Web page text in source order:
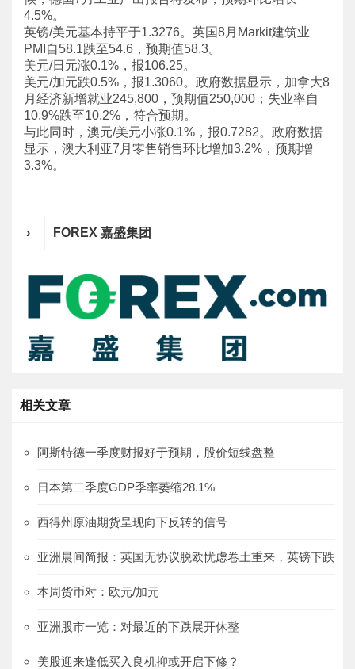
4.5%。
英镑/美元基本持平于1.3276。英国8月Markit建筑业
PMI自58.1跌至54.6，预期值58.3。
美元/日元涨0.1%，报106.25。
美元/加元跌0.5%，报1.3060。政府数据显示，加拿大8
月经济新增就业245,800，预期值250,000；失业率自
10.9%跌至10.2%，符合预期。
与此同时，澳元/美元小涨0.1%，报0.7282。政府数据
显示，澳大利亚7月零售销售环比增加3.2%，预期增
3.3%。
› FOREX 嘉盛集团
相关文章
阿斯特德一季度财报好于预期，股价短线盘整
日本第二季度GDP季率萎缩28.1%
西得州原油期货呈现向下反转的信号
亚洲晨间简报：英国无协议脱欧忧虑卷土重来，英镑下跌
本周货币对：欧元/加元
亚洲股市一览：对最近的下跌展开休整
美股迎来逢低买入良机抑或开启下修？